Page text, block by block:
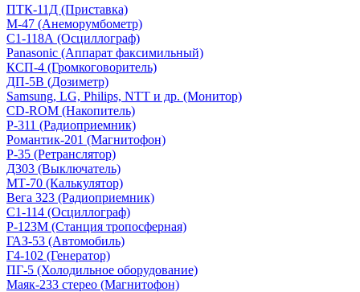
ПТК-11Д (Приставка)
М-47 (Анеморумбометр)
С1-118А (Осциллограф)
Panasonic (Аппарат факсимильный)
КСП-4 (Громкоговоритель)
ДП-5В (Дозиметр)
Samsung, LG, Philips, NTT и др. (Монитор)
CD-ROM (Накопитель)
Р-311 (Радиоприемник)
Романтик-201 (Магнитофон)
Р-35 (Ретранслятор)
Д303 (Выключатель)
МТ-70 (Калькулятор)
Вега 323 (Радиоприемник)
С1-114 (Осциллограф)
Р-123М (Станция тропосферная)
ГАЗ-53 (Автомобиль)
Г4-102 (Генератор)
ПГ-5 (Холодильное оборудование)
Маяк-233 стерео (Магнитофон)